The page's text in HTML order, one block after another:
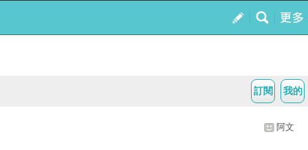
我的
訂閱
阿文